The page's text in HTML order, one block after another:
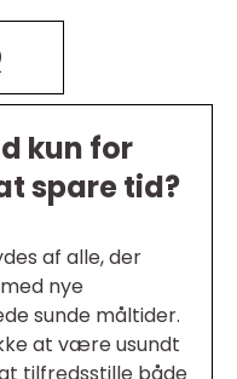
kun for
spare tid?
af alle, der
nye
sunde måltider.
at være usundt